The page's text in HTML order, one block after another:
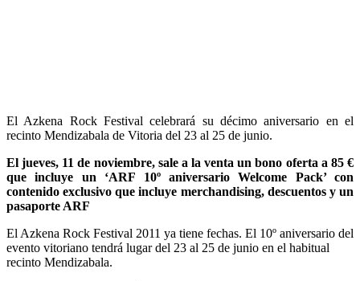
El Azkena Rock Festival celebrará su décimo aniversario en el
recinto Mendizabala de Vitoria del 23 al 25 de junio.
El jueves, 11 de noviembre, sale a la venta un bono oferta a 85 €
que incluye un ‘ARF 10º aniversario Welcome Pack’ con
contenido exclusivo que incluye merchandising, descuentos y un
pasaporte ARF
El Azkena Rock Festival 2011 ya tiene fechas. El 10º aniversario del
evento vitoriano tendrá lugar del 23 al 25 de junio en el habitual
recinto Mendizabala.